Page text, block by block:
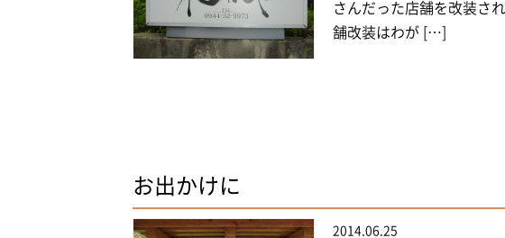
さんだった店舗を改装さ
舗改装はわが […]
お出かけに
2014.06.25